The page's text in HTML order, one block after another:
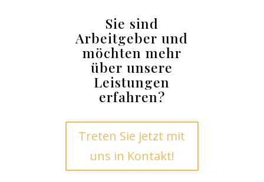
Sie sind
Arbeitgeber und
möchten mehr
über unsere
Leistungen
erfahren?
Treten Sie jetzt mit
uns in Kontakt!